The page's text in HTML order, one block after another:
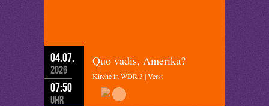
04.07.
2026
07:50
Uhr
Quo vadis, Amerika?
Kirche in WDR 3 | Verst